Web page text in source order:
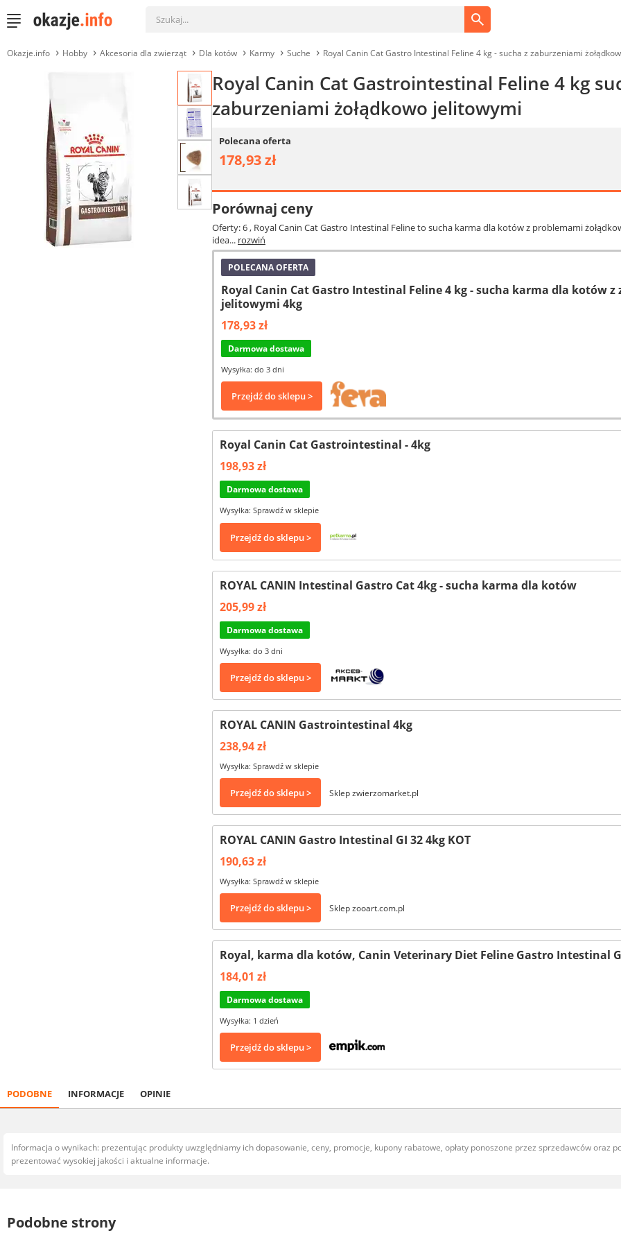
Okazje.info Hobby Akcesoria dla zwierząt Dla kotów Karmy Suche Royal Canin Cat Gastro Intestinal Feline 4 kg - sucha z zaburzeniami
Royal Canin Cat Gastrointestinal Feline 4 kg
zaburzeniami żołądkowo jelitowymi
Polecana oferta
178,93 zł
Porównaj ceny
Oferty: 6, Royal Canin Cat Gastro Intestinal Feline to sucha karma dla kotów z problemami
idea... rozwiń
POLECANA OFERTA
Royal Canin Cat Gastro Intestinal Feline 4 kg - sucha karma dla kotów z
jelitowymi 4kg
178,93 zł
Darmowa dostawa
Wysyłka: do 3 dni
Przejdź do sklepu >
Royal Canin Cat Gastrointestinal - 4kg
198,93 zł
Darmowa dostawa
Wysyłka: Sprawdź w sklepie
Przejdź do sklepu >
ROYAL CANIN Intestinal Gastro Cat 4kg - sucha karma dla kotów
205,99 zł
Darmowa dostawa
Wysyłka: do 3 dni
Przejdź do sklepu >
ROYAL CANIN Gastrointestinal 4kg
238,94 zł
Wysyłka: Sprawdź w sklepie
Przejdź do sklepu > Sklep zwierzomarket.pl
ROYAL CANIN Gastro Intestinal GI 32 4kg KOT
190,63 zł
Wysyłka: Sprawdź w sklepie
Przejdź do sklepu > Sklep zooart.com.pl
Royal, karma dla kotów, Canin Veterinary Diet Feline Gastro Intestinal
184,01 zł
Darmowa dostawa
Wysyłka: 1 dzień
Przejdź do sklepu >
PODOBNE INFORMACJE OPINIE
Informacja o wynikach: prezentując produkty uwzględniamy ich dopasowanie, ceny, promocje, kupony rabatowe, opłaty ponoszone przez sprzedawców oraz
prezentować wysokiej jakości i aktualne informacje.
Podobne strony